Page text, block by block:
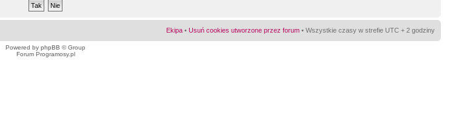
Ekipa • Usuń cookies utworzone przez forum • Wszystkie czasy w strefie UTC + 2 godziny
Powered by phpBB © Group
Forum Programosy.pl